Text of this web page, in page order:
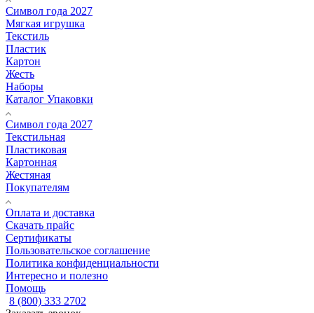
Символ года 2027
Мягкая игрушка
Текстиль
Пластик
Картон
Жесть
Наборы
Каталог Упаковки
Символ года 2027
Текстильная
Пластиковая
Картонная
Жестяная
Покупателям
Оплата и доставка
Скачать прайс
Сертификаты
Пользовательское соглашение
Политика конфиденциальности
Интересно и полезно
Помощь
8 (800) 333 2702